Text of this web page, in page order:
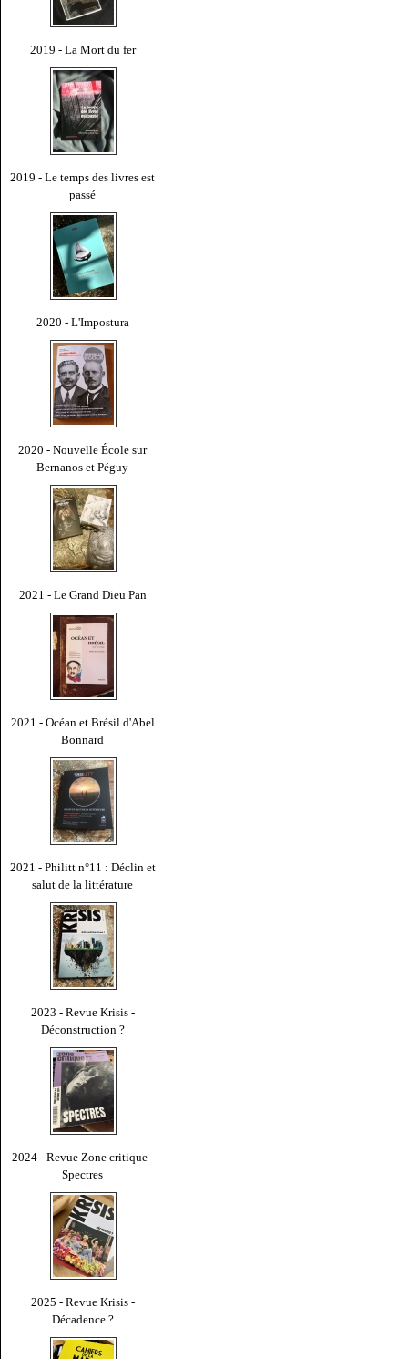
2019 - La Mort du fer
2019 - Le temps des livres est
passé
2020 - L'Impostura
2020 - Nouvelle École sur
Bernanos et Péguy
2021 - Le Grand Dieu Pan
2021 - Océan et Brésil d'Abel
Bonnard
2021 - Philitt n°11 : Déclin et
salut de la littérature
2023 - Revue Krisis -
Déconstruction ?
2024 - Revue Zone critique -
Spectres
2025 - Revue Krisis -
Décadence ?